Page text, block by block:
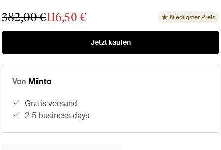
382,00 €116,50 € Niedrigster Preis
Jetzt kaufen
Von Miinto
gratis versand
2-5 business days